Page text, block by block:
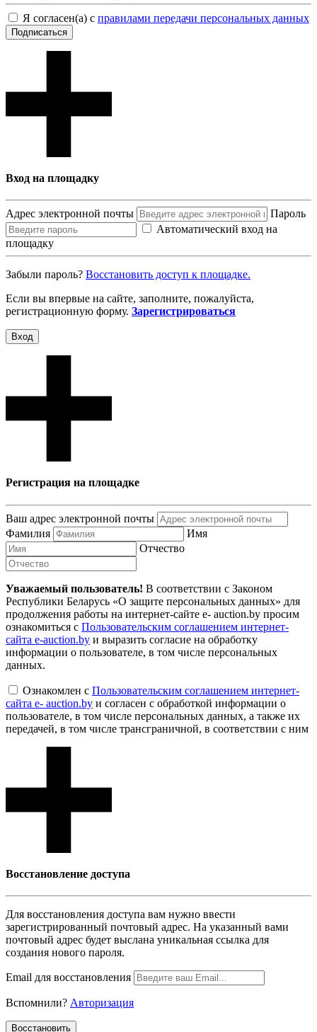
Я согласен(а) с правилами передачи персональных данных
Подписаться
Вход на площадку
Адрес электронной почты
Пароль
Автоматический вход на
площадку
Забыли пароль? Восcтановить доступ к площадке.
Если вы впервые на сайте, заполните, пожалуйста,
регистрационную форму. Зарегистрироваться
Вход
Регистрация на площадке
Ваш адрес электронной почты
Фамилия
Имя
Отчество
Уважаемый пользователь! В соответствии с Законом
Республики Беларусь «О защите персональных данных» для
продолжения работы на интернет-сайте e- auction.by просим
ознакомиться с Пользовательским соглашением интернет-
сайта e-auction.by и выразить согласие на обработку
информации о пользователе, в том числе персональных
данных.
Ознакомлен с Пользовательским соглашением интернет-
сайта e- auction.by и согласен с обработкой информации о
пользователе, в том числе персональных данных, а также их
передачей, в том числе трансграничной, в соответствии с ним
Восcтановление доступа
Для восcтановления доступа вам нужно ввести
зарегистрированный почтовый адрес. На указанный вами
почтовый адрес будет выслана уникальная ссылка для
создания нового пароля.
Email для восcтановления
Вспомнили? Авторизация
Воcстановить